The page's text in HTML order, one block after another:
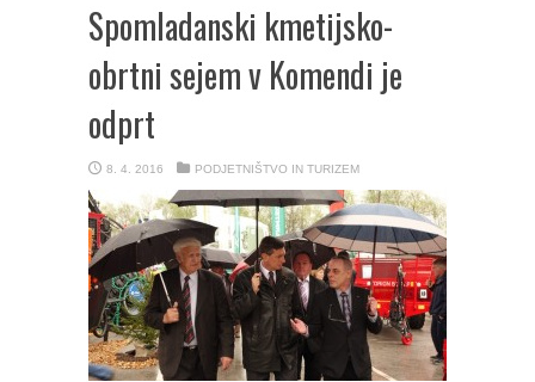
Spomladanski kmetijsko-
obrtni sejem v Komendi je
odprt
8. 4. 2016 PODJETNIŠTVO IN TURIZEM